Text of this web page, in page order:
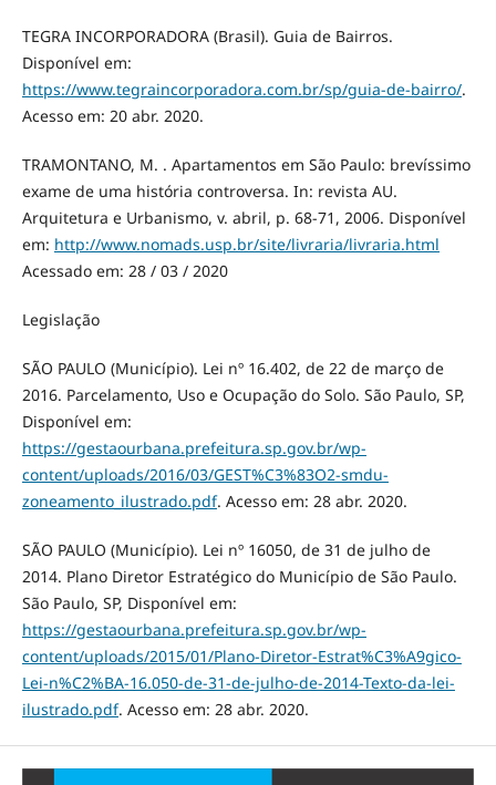
TEGRA INCORPORADORA (Brasil). Guia de Bairros.
Disponível em:
https://www.tegraincorporadora.com.br/sp/guia-de-bairro/.
Acesso em: 20 abr. 2020.
TRAMONTANO, M. . Apartamentos em São Paulo: brevíssimo
exame de uma história controversa. In: revista AU.
Arquitetura e Urbanismo, v. abril, p. 68-71, 2006. Disponível
em: http://www.nomads.usp.br/site/livraria/livraria.html
Acessado em: 28 / 03 / 2020
Legislação
SÃO PAULO (Município). Lei nº 16.402, de 22 de março de
2016. Parcelamento, Uso e Ocupação do Solo. São Paulo, SP,
Disponível em:
https://gestaourbana.prefeitura.sp.gov.br/wp-
content/uploads/2016/03/GEST%C3%83O2-smdu-
zoneamento_ilustrado.pdf. Acesso em: 28 abr. 2020.
SÃO PAULO (Município). Lei nº 16050, de 31 de julho de
2014. Plano Diretor Estratégico do Município de São Paulo.
São Paulo, SP, Disponível em:
https://gestaourbana.prefeitura.sp.gov.br/wp-
content/uploads/2015/01/Plano-Diretor-Estrat%C3%A9gico-
Lei-n%C2%BA-16.050-de-31-de-julho-de-2014-Texto-da-lei-
ilustrado.pdf. Acesso em: 28 abr. 2020.